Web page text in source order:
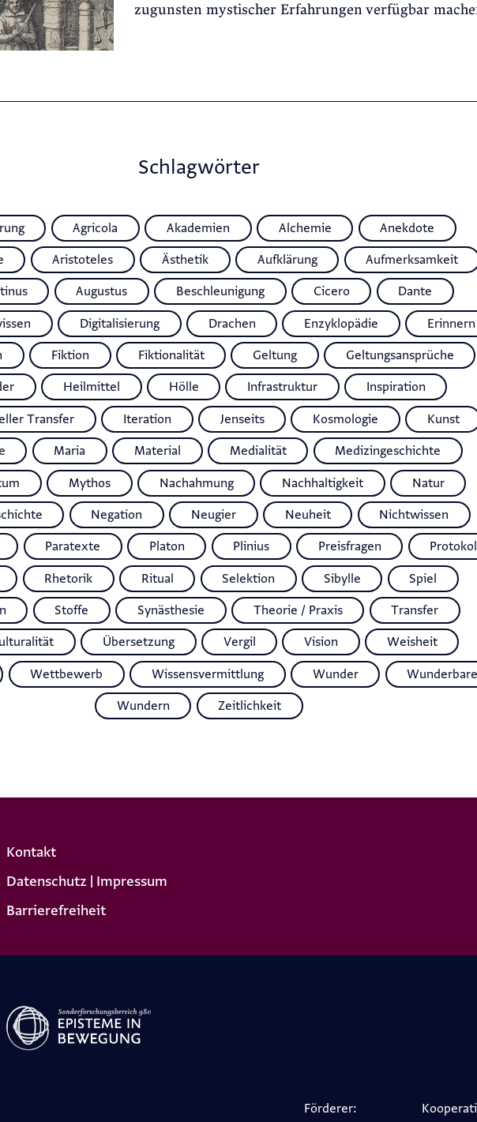
zugunsten mystischer Erfahrungen verfügbar
Schlagwörter
Agricola Akademien Alchemie Anekdote
Aristoteles Ästhetik Aufklärung Aufmerksamkeit
Augustus Beschleunigung Cicero Dante
Digitalisierung Drachen Enzyklopädie Erinnern
Fiktion Fiktionalität Geltung Geltungsansprüche
Heilmittel Hölle Infrastruktur Inspiration
Transfer Iteration Jenseits Kosmologie Kunst
Maria Material Medialität Medizingeschichte
Mythos Nachahmung Nachhaltigkeit Natur
Negation Neugier Neuheit Nichtwissen
Paratexte Platon Plinius Preisfragen
Rhetorik Ritual Selektion Sibylle Spiel
Stoffe Synästhesie Theorie / Praxis Transfer
Übersetzung Vergil Vision Weisheit
Wettbewerb Wissensvermittlung Wunder
Wundern Zeitlichkeit
Kontakt
Datenschutz | Impressum
Barrierefreiheit
Förderer: